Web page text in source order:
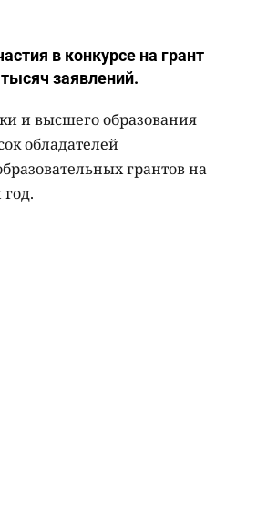
в конкурсе на грант
заявлений.
и высшего образования
обладателей
грантов на